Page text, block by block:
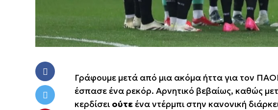
Γράφουμε μετά από μια ακόμα ήττα για τον
έσπασε ένα ρεκόρ. Αρνητικό βεβαίως, καθώς
κερδίσει ούτε ένα ντέρμπι στην κανονική